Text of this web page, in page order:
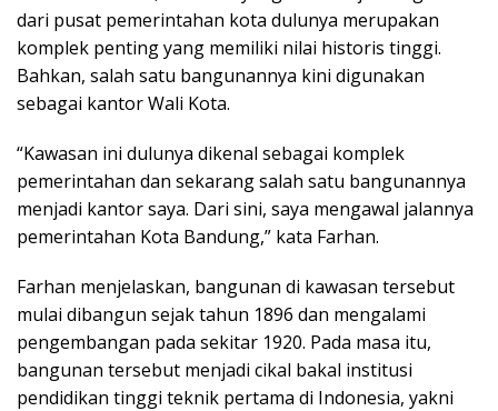
dari pusat pemerintahan kota dulunya merupakan
komplek penting yang memiliki nilai historis tinggi.
Bahkan, salah satu bangunannya kini digunakan
sebagai kantor Wali Kota.
“Kawasan ini dulunya dikenal sebagai komplek
pemerintahan dan sekarang salah satu bangunannya
menjadi kantor saya. Dari sini, saya mengawal jalannya
pemerintahan Kota Bandung,” kata Farhan.
Farhan menjelaskan, bangunan di kawasan tersebut
mulai dibangun sejak tahun 1896 dan mengalami
pengembangan pada sekitar 1920. Pada masa itu,
bangunan tersebut menjadi cikal bakal institusi
pendidikan tinggi teknik pertama di Indonesia, yakni